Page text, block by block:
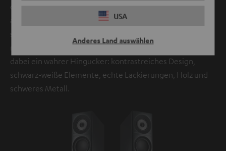
USA
Anderes Land auswählen
den Raum nicht mehr dominieren – seine Präsenz ist vor
allem akustischer Natur. Die Definion 3 lässt auch in einer
schmalen Raumecke optimal positionieren, auch dank der
nach unten geöffneten Bassreflexkanäle. Die Definion 3 ist
dabei ein wahrer Hingucker: kontrastreiches Design,
schwarz-weiße Elemente, echte Lackierungen, Holz und
schweres Metall.